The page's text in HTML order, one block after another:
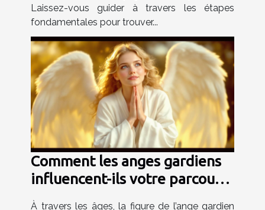
Laissez-vous guider à travers les étapes
fondamentales pour trouver...
Comment les anges gardiens
influencent-ils votre parcours
de vie ?
À travers les âges, la figure de l’ange gardien